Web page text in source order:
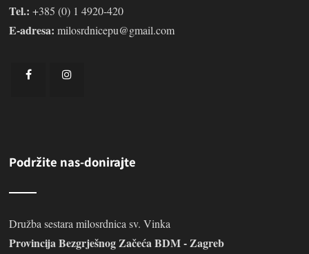
Tel.:+385 (0) 1 4920-420
E-adresa:milosrdnicepu@gmail.com
Podržite nas-donirajte
Družba sestara milosrdnica sv. Vinka
Provincija Bezgrješnog Začeća BDM - Zagreb